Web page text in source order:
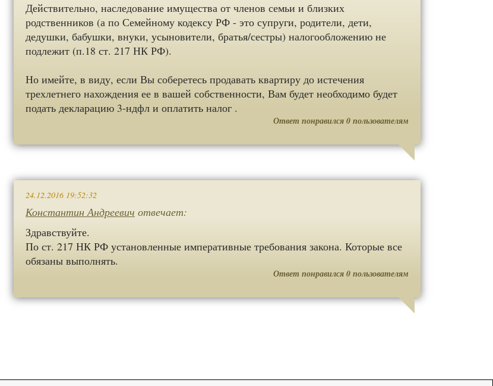
Действительно, наследование имущества от членов семьи и близких
родственников (а по Семейному кодексу РФ - это супруги, родители, дети,
дедушки, бабушки, внуки, усыновители, братья/сестры) налогообложению не
подлежит (п.18 ст. 217 НК РФ).
Но имейте, в виду, если Вы соберетесь продавать квартиру до истечения
трехлетнего нахождения ее в вашей собственности, Вам будет необходимо будет
подать декларацию 3-ндфл и оплатить налог .
Ответ понравился 0 пользователям
24.12.2016 19:52:32
Константин Андреевич отвечает:
Здравствуйте.
По ст. 217 НК РФ установленные императивные требования закона. Которые все
обязаны выполнять.
Ответ понравился 0 пользователям